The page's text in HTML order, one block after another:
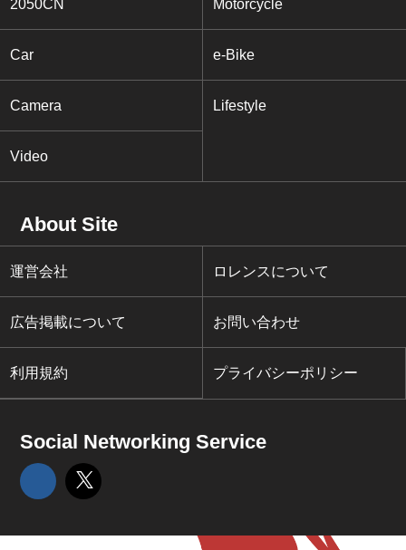
2050CN Motorcycle
Car e-Bike
Camera Lifestyle
Video
About Site
運営会社 ロレンスについて
広告掲載について お問い合わせ
利用規約 プライバシーポリシー
Social Networking Service